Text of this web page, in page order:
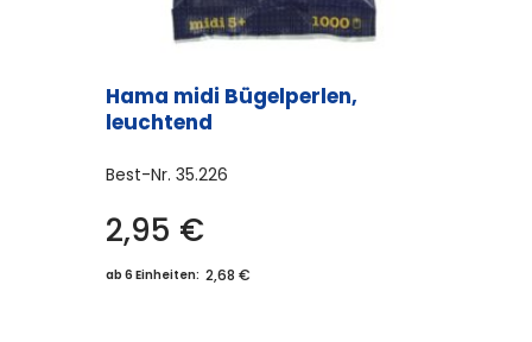
Hama midi Bügelperlen,
leuchtend
Best-Nr. 35.226
2,95 €
ab 6 Einheiten: 2,68 €